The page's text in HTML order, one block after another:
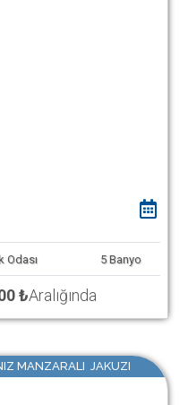
Odası 5 Banyo
₺Aralığında
MANZARALI JAKUZI